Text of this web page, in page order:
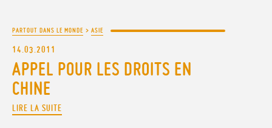
PARTOUT DANS LE MONDE > ASIE
14.03.2011
APPEL POUR LES DROITS EN
CHINE
LIRE LA SUITE